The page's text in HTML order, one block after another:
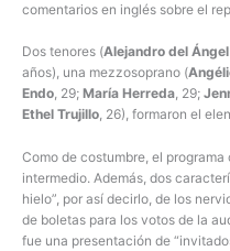
comentarios en inglés sobre el
Dos tenores (Alejandro del Ángel
años), una mezzosoprano (
Endo, 29; María Herreda, 29;
Ethel Trujillo, 26), formaron el
Como de costumbre, el
intermedio. Además, dos
hielo”, por así decirlo, de los
de boletas para los votos de la
fue una presentación de